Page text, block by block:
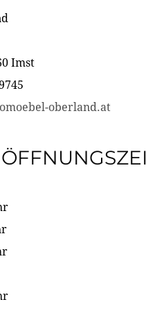
Imst
oberland.at